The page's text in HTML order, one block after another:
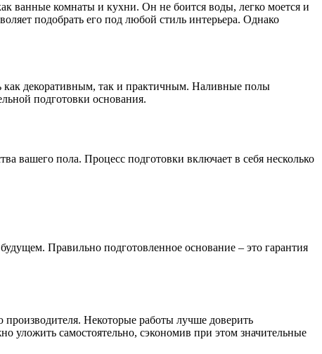
ванные комнаты и кухни. Он не боится воды, легко моется и
подобрать его под любой стиль интерьера. Однако
как декоративным, так и практичным. Наливные полы
подготовки основания.
вашего пола. Процесс подготовки включает в себя несколько
Правильно подготовленное основание – это гарантия
Некоторые работы лучше доверить
самостоятельно, сэкономив при этом значительные